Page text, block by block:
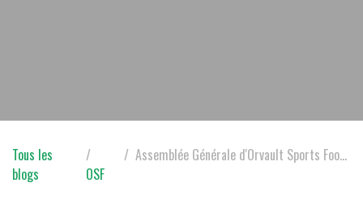
Tous les
blogs
OSF
Assemblée Générale d'Orvault Sports Football